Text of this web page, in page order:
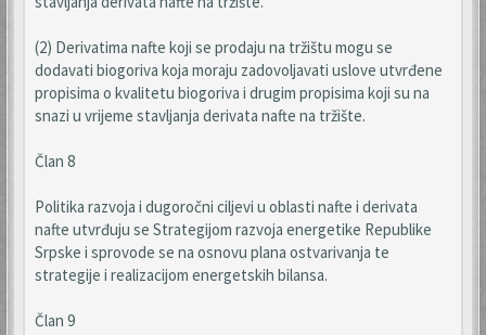
(2) Derivatima nafte koji se prodaju na tržištu mogu se
dodavati biogoriva koja moraju zadovoljavati uslove utvrđene
propisima o kvalitetu biogoriva i drugim propisima koji su na
snazi u vrijeme stavljanja derivata nafte na tržište.
Član 8
Politika razvoja i dugoročni ciljevi u oblasti nafte i derivata
nafte utvrđuju se Strategijom razvoja energetike Republike
Srpske i sprovode se na osnovu plana ostvarivanja te
strategije i realizacijom energetskih bilansa.
Član 9